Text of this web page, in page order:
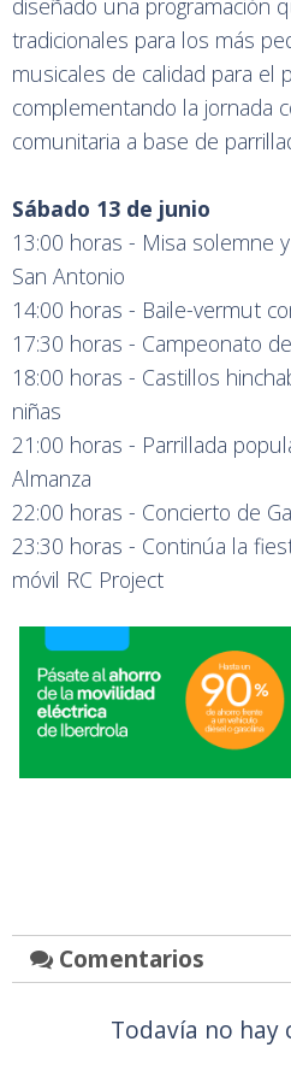
diseñado una programación
tradicionales para los más
musicales de calidad para el
complementando la jornada
comunitaria a base de
Sábado 13 de junio
13:00 horas - Misa solemne
San Antonio
14:00 horas - Baile-vermut
17:30 horas - Campeonato
18:00 horas - Castillos
niñas
21:00 horas - Parrillada
Almanza
22:00 horas - Concierto de
23:30 horas - Continúa la
móvil RC Project
Comentarios
Todavía no hay